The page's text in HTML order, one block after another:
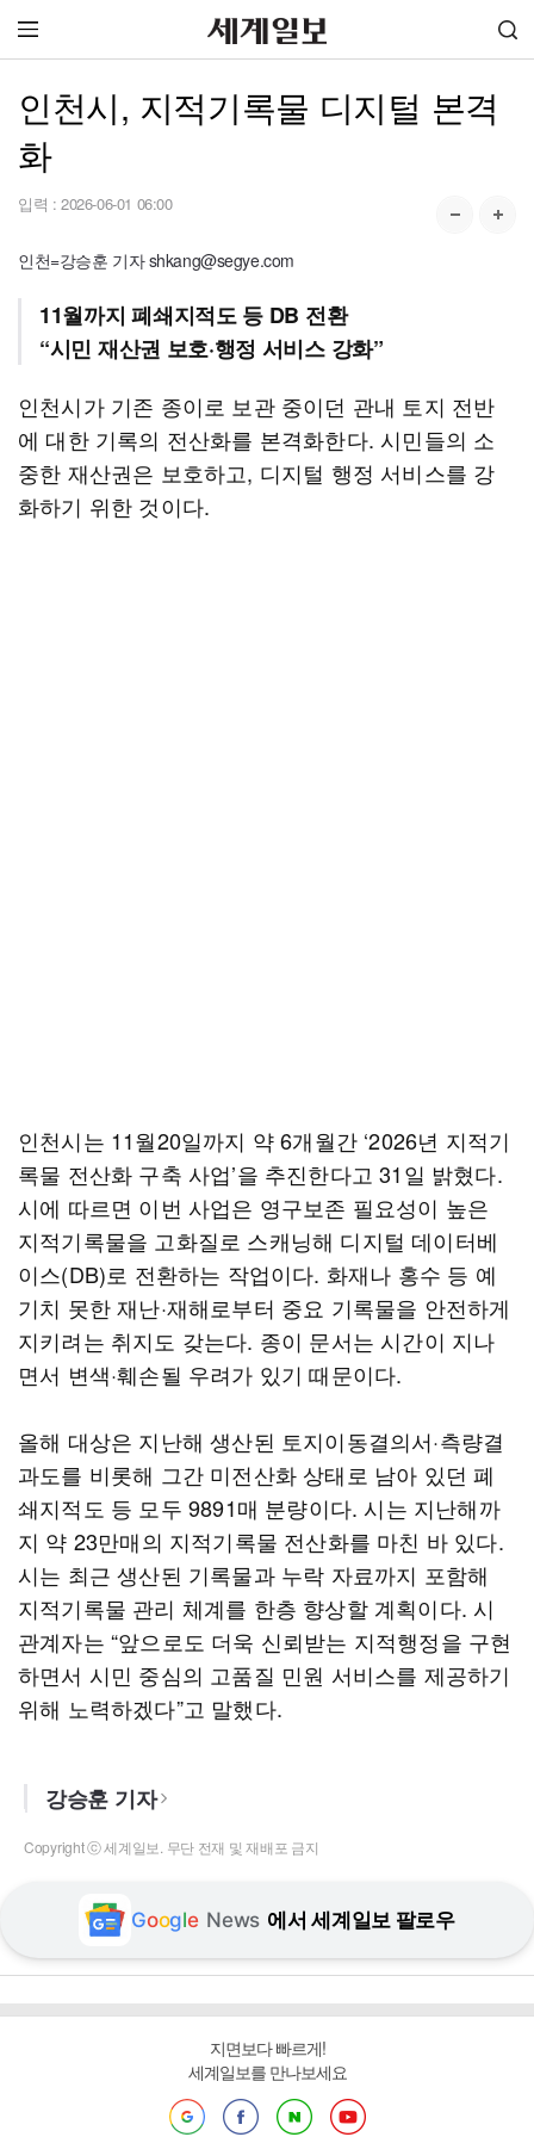
인천시, 지적기록물 디지털 본격
화
입력 : 2026-06-01 06:00
인천=강승훈 기자 shkang@segye.com
11월까지 폐쇄지적도 등 DB 전환
“시민 재산권 보호·행정 서비스 강화”
인천시가 기존 종이로 보관 중이던 관내 토지 전반
에 대한 기록의 전산화를 본격화한다. 시민들의 소
중한 재산권은 보호하고, 디지털 행정 서비스를 강
화하기 위한 것이다.
인천시는 11월20일까지 약 6개월간 ‘2026년 지적기
록물 전산화 구축 사업’을 추진한다고 31일 밝혔다.
시에 따르면 이번 사업은 영구보존 필요성이 높은
지적기록물을 고화질로 스캐닝해 디지털 데이터베
이스(DB)로 전환하는 작업이다. 화재나 홍수 등 예
기치 못한 재난·재해로부터 중요 기록물을 안전하게
지키려는 취지도 갖는다. 종이 문서는 시간이 지나
면서 변색·훼손될 우려가 있기 때문이다.
올해 대상은 지난해 생산된 토지이동결의서·측량결
과도를 비롯해 그간 미전산화 상태로 남아 있던 폐
쇄지적도 등 모두 9891매 분량이다. 시는 지난해까
지 약 23만매의 지적기록물 전산화를 마친 바 있다.
시는 최근 생산된 기록물과 누락 자료까지 포함해
지적기록물 관리 체계를 한층 향상할 계획이다. 시
관계자는 “앞으로도 더욱 신뢰받는 지적행정을 구현
하면서 시민 중심의 고품질 민원 서비스를 제공하기
위해 노력하겠다”고 말했다.
강승훈 기자
Copyright ⓒ 세계일보. 무단 전재 및 재배포 금지
Google News 에서 세계일보 팔로우
지면보다 빠르게!
세계일보를 만나보세요